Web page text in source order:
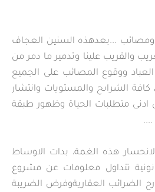
ومصائب ...بعدهذه السنين العجاف
والقريب علينا وتدمير ما دمر من
ووقوع المصائب على الجميع
الشراىح والمستويات وانتشار
ادنى متطلبات الحياة وظهور طبقة
....
هذه الغمة، بدات الاوساط
تتداول معلومات عن مشروع
الضرائب العقاريةوفرض الضريبة